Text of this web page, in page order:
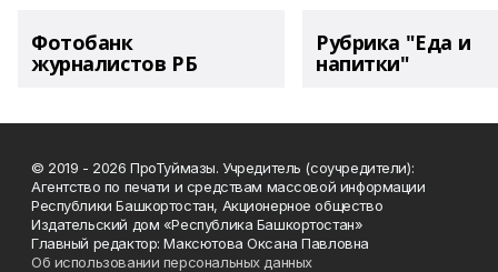
Фотобанк
журналистов РБ
Рубрика "Еда и
напитки"
© 2019 - 2026 ПроТуймазы. Учредитель (соучредители):
Агентство по печати и средствам массовой информации
Республики Башкортостан, Акционерное общество
Издательский дом «Республика Башкортостан»
Главный редактор: Максютова Оксана Павловна
Об использовании персональных данных